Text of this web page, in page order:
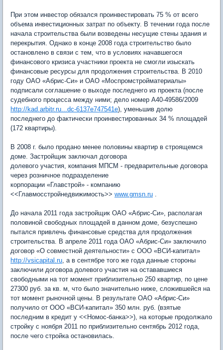
При этом инвестор обязался проинвестировать 75 % от всего
объема инвестиционных затрат по объекту. В течении года после
начала строительства были возведены несущие стены здания и
перекрытия. Однако в конце 2008 года строительство было
остановлено в связи с тем, что в условиях начавшегося
финансового кризиса участники проекта не смогли изыскать
финансовые ресурсы для продолжения строительства. В 2010
году ОАО «Абрис-Си» и ОАО «Моспромстройматериалы»
подписали соглашение о выходе последнего из проекта (после
судебного процесса между ними; дело номер А40-49586/2009
http://kad.arbitr.ru...dc-6137e747541e), уменьшив долю
последнего до фактически проинвестированных 34 % площадей
(172 квартиры).
В 2008 г. было продано менее половины квартир в строящемся
доме. Застройщик заключал договора
долевого участия, компания МПСМ - предварительные договора
через розничное подразделение
корпорации «Главстрой» - компанию
<<Главмосстройнедвижимость>> www.gmsn.ru .
До начала 2011 года застройщик ОАО «Абрис-Си», располагая
половиной свободных площадей в данном доме, безуспешно
пытался привлечь финансовые средства для продолжения
строительства. В апреле 2011 года ОАО «Абрис-Си» заключило
договор «О совместной деятельности» с ООО «ВСИ-капитал»
http://vsicapital.ru, а в сентябре того же года данные стороны
заключили договора долевого участия на остававшиеся
свободными на тот момент приблизительно 250 квартир, по цене
27300 руб. за кв. м, что было значительно ниже, сложившейся на
тот момент рыночной цены. В результате ОАО «Абрис-Си»
получило от ООО «ВСИ-капитал» 350 млн. руб. (взятые
последним в кредит у <<Номос-банка>>), на которые продолжало
стройку с ноября 2011 по приблизительно сентябрь 2012 года,
после чего стройка остановилась.